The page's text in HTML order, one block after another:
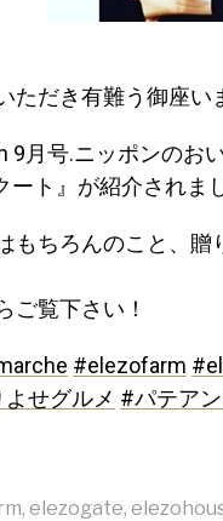
ただき有難う御座い
9月号.ニッポンのお
ート』が紹介されま
もちろんのこと、
ご覧下さい！
#elezofarm
せグルメ #パテア
, elezogate,